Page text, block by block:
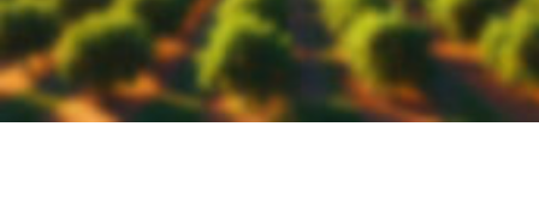
ZUM SHOP